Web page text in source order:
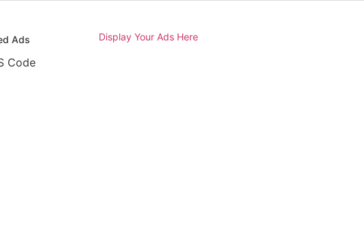
Ads Display Your Ads Here
Code